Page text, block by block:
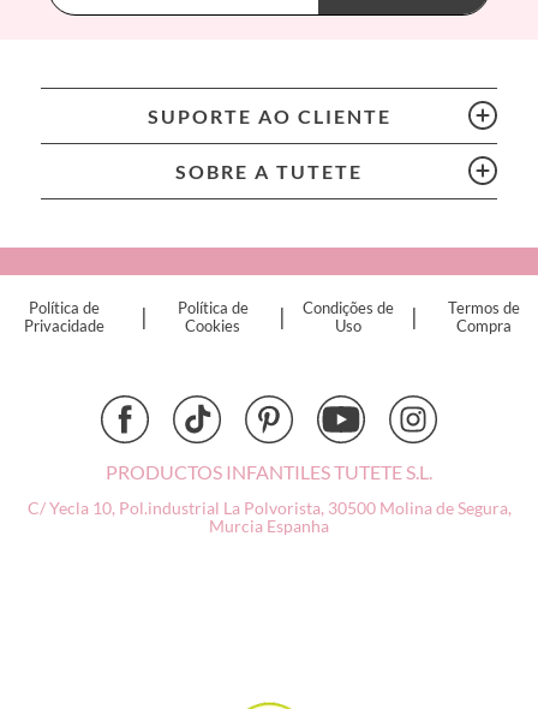
BIBS
Cristina de Jos'h
Djeco
SUPORTE AO CLIENTE
SOBRE A TUTETE
Política de
Privacidade
|
Política de
Cookies
|
Condições de
Uso
|
Termos de
Compra
PRODUCTOS INFANTILES TUTETE S.L.
C/ Yecla 10, Pol.industrial La Polvorista, 30500 Molina de Segura,
Murcia Espanha